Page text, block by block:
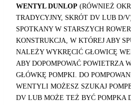
WENTYL DUNLOP (RÓWNIEŻ
TRADYCYJNY, SKRÓT DV LUB D/
SPOTKANY W STARSZYCH
KONSTRUKCJA, W KTÓREJ ABY
NALEŻY WYKRĘCIĆ GŁOWICĘ
ABY DOPOMPOWAĆ POWIETRZA
GŁÓWKĘ POMPKI. DO
WENTYLI MOŻESZ SZUKAJ
DV LUB MOŻE TEŻ BYĆ POMPKA